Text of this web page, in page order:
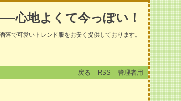
心地よくて今っぽい！
落で可愛いトレンド服をお安く提供しております。
戻る RSS 管理者用